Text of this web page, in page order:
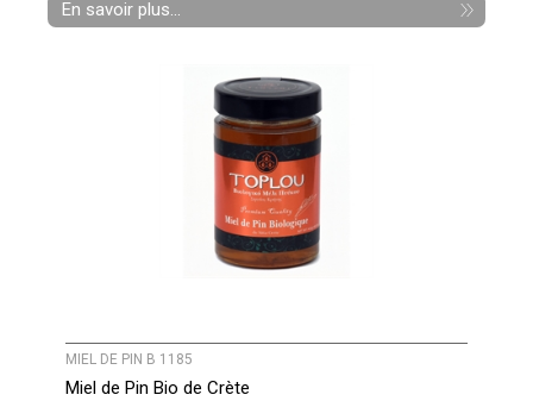
En savoir plus...
MIEL DE PIN B 1185
Miel de Pin Bio de Crète